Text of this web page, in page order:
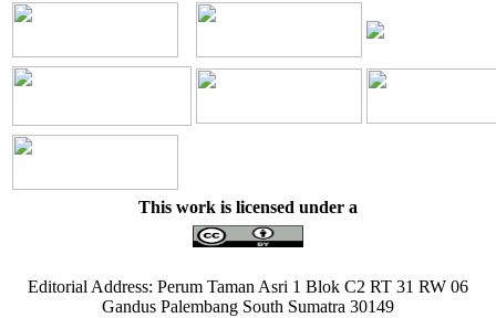
This work is licensed under a
Editorial Address: Perum Taman Asri 1 Blok C2 RT 31 RW 06
Gandus Palembang South Sumatra 30149